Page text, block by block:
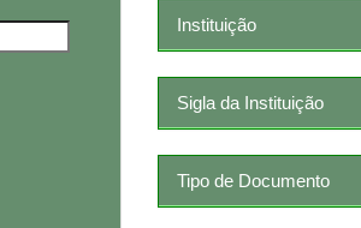
Instituição
Sigla da Instituição
Tipo de Documento